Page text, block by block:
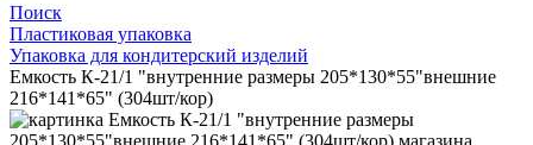
Поиск
Пластиковая упаковка
Упаковка для кондитерский изделий
Емкость К-21/1 "внутренние размеры 205*130*55"внешние
216*141*65" (304шт/кор)